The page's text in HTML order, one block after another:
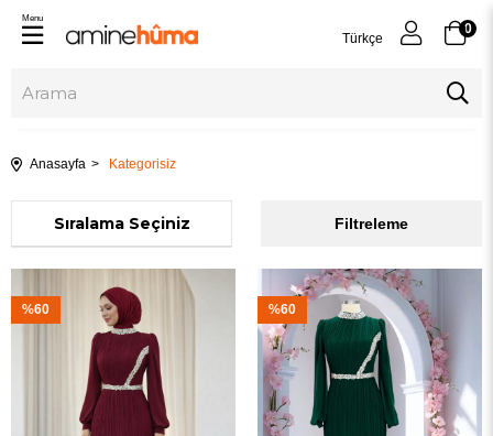
Türkçe
0
Menu
Anasayfa Kategorisiz
Filtreleme
Sıralama
%60 %60